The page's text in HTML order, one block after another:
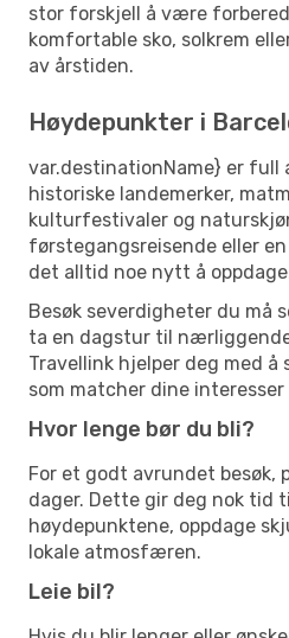
stor forskjell å være
komfortable sko, solkrem
av årstiden.
Høydepunkter i
var.destinationName} er full
historiske landemerker,
kulturfestivaler og
førstegangsreisende eller
det alltid noe nytt å
Besøk severdigheter du må
ta en dagstur til
Travellink hjelper deg med å
som matcher dine interesser
Hvor lenge bør du bli?
For et godt avrundet besøk,
dager. Dette gir deg nok tid
høydepunktene, oppdage
lokale atmosfæren.
Leie bil?